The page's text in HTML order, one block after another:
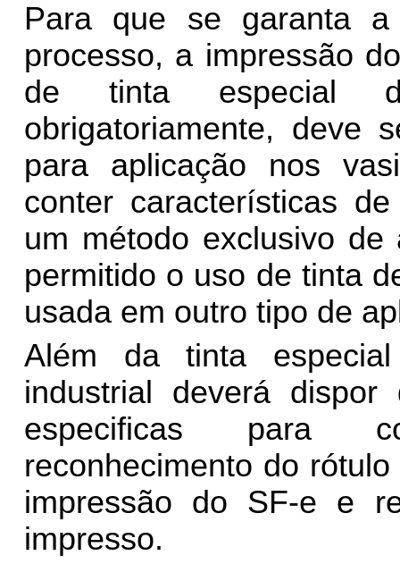
Para que se garanta a
processo, a impressão
de tinta especial
obrigatoriamente, deve
para aplicação nos
conter características
um método exclusivo
permitido o uso de tinta
usada em outro tipo de
Além da tinta
industrial deverá
especificas para
reconhecimento do
impressão do SF-e e
impresso.